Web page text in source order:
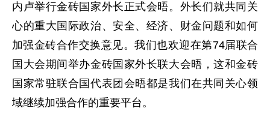
内卢举行金砖国家外长正式会晤。外长们就共同关
心的重大国际政治、安全、经济、财金问题和如何
加强金砖合作交换意见。我们也欢迎在第74届联合
国大会期间举办金砖国家外长联大会晤，这和金砖
国家常驻联合国代表团会晤都是我们在共同关心领
域继续加强合作的重要平台。